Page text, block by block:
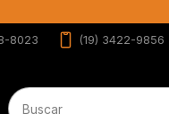
8023 (19) 3422-9856